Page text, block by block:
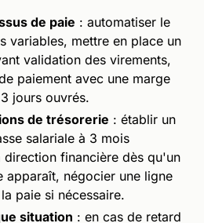
de paie : automatiser le
variables, mettre en place un
validation des virements,
paiement avec une marge
jours ouvrés.
de trésorerie : établir un
salariale à 3 mois
direction financière dès qu'un
apparaît, négocier une ligne
paie si nécessaire.
situation : en cas de retard